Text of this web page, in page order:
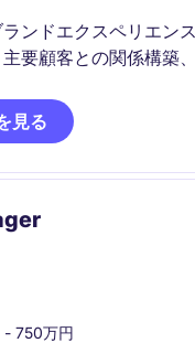
ンドエクスペリエン
要顧客との関係構築
し、イベント、展示会
型ブランド施策の企画
見る
- 750万円